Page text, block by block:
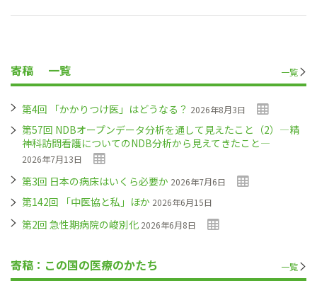
寄稿 一覧 一覧
第4回 「かかりつけ医」はどうなる？ 2026年8月3日
第57回 NDBオープンデータ分析を通して見えたこと（2）―精
神科訪問看護についてのNDB分析から見えてきたこと―
2026年7月13日
第3回 日本の病床はいくら必要か 2026年7月6日
第142回 「中医協と私」ほか 2026年6月15日
第2回 急性期病院の峻別化 2026年6月8日
寄稿：この国の医療のかたち 一覧